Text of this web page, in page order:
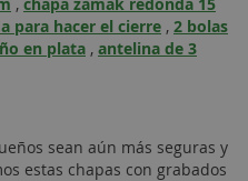
para hacer el cierre , 2 bolas
en plata , antelina de 3
sean aún más seguras y
estas chapas con grabados